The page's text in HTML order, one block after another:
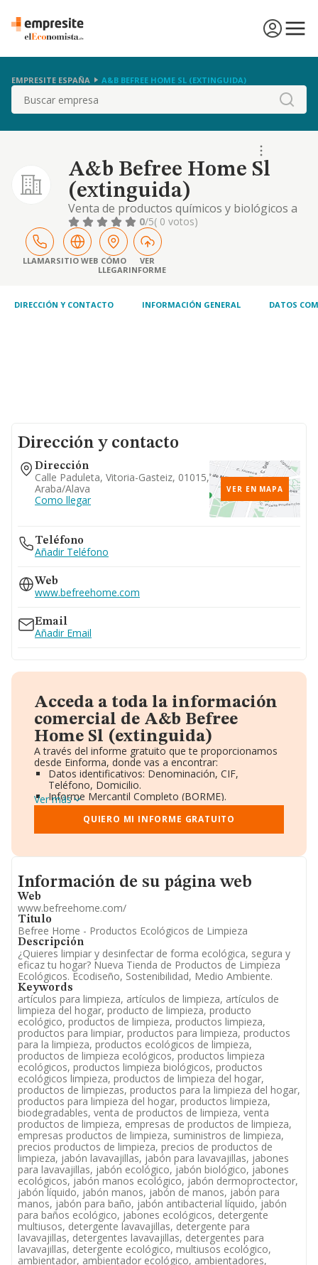
EMPRESITE ESPAÑA A&B BEFREE HOME SL (EXTINGUIDA)
Buscar
A&b Befree Home Sl
(extinguida)
Venta de productos químicos y biológicos a
través de internet, asi como eldesarrollo de
aplicaciones informáticas y los servicios
informáticos a favor de terceros
0/5( 0 votos)
LLAMARSITIO WEB CÓMO
LLEGAR
VER
INFORME
DIRECCIÓN Y CONTACTO INFORMACIÓN GENERAL DATOS
Dirección y contacto
Dirección
Calle Paduleta, Vitoria-Gasteiz, 01015,
Araba/alava
Como llegar
VER EN MAPA
Teléfono
Añadir Teléfono
Web
www.befreehome.com
Email
Añadir Email
Acceda a toda la información
comercial de A&b Befree
Home Sl (extinguida)
A través del informe gratuito que te proporcionamos
desde Einforma, donde vas a encontrar:
Datos identificativos: Denominación, CIF,
Teléfono, Domicilio.
Informe Mercantil Completo (BORME).
Gráficos de Evolución Ventas y Empleados.
Consejo de Administración y Administradores.
Directivos y Ejecutivos.
Información oficial y registral complementaria.
Ver más
QUIERO MI INFORME GRATUITO
Informacion de su página web
Información de su página web
Web
www.befreehome.com/
Titulo
Befree Home - Productos Ecológicos de Limpieza
Descripción
¿Quieres limpiar y desinfectar de forma ecológica, segura y
eficaz tu hogar? Nueva Tienda de Productos de Limpieza
Ecológicos. Ecodiseño, Sostenibilidad, Medio Ambiente.
Keywords
artículos para limpieza, artículos de limpieza, artículos de
limpieza del hogar, producto de limpieza, producto
ecológico, productos de limpieza, productos limpieza,
productos para limpiar, productos para limpieza, productos
para la limpieza, productos ecológicos de limpieza,
productos de limpieza ecológicos, productos limpieza
ecológicos, productos limpieza biológicos, productos
ecológicos limpieza, productos de limpieza del hogar,
productos de limpiezas, productos para la limpieza del hogar,
productos para limpieza del hogar, productos limpieza,
biodegradables, venta de productos de limpieza, venta
productos de limpieza, empresas de productos de limpieza,
empresas productos de limpieza, suministros de limpieza,
precios productos de limpieza, precios de productos de
limpieza, jabón lavavajillas, jabón para lavavajillas, jabones
para lavavajillas, jabón ecológico, jabón biológico, jabones
ecológicos, jabón manos ecológico, jabón dermoproctector,
jabón líquido, jabón manos, jabón de manos, jabón para
manos, jabón para baño, jabón antibacterial líquido, jabón
para baños ecológico, jabones ecológicos, detergente
multiusos, detergente lavavajillas, detergente para
lavavajillas, detergentes lavavajillas, detergentes para
lavavajillas, detergente ecológico, multiusos ecológico,
ambientador, ambientador ecológico, ambientadores,